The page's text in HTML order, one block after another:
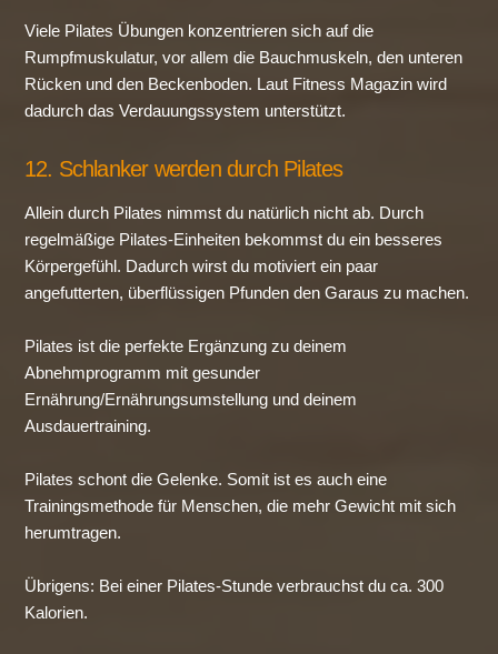
Viele Pilates Übungen konzentrieren sich auf die
Rumpfmuskulatur, vor allem die Bauchmuskeln, den unteren
Rücken und den Beckenboden. Laut Fitness Magazin wird
dadurch das Verdauungssystem unterstützt.
12. Schlanker werden durch Pilates
Allein durch Pilates nimmst du natürlich nicht ab. Durch
regelmäßige Pilates-Einheiten bekommst du ein besseres
Körpergefühl. Dadurch wirst du motiviert ein paar
angefutterten, überflüssigen Pfunden den Garaus zu machen.
Pilates ist die perfekte Ergänzung zu deinem
Abnehmprogramm mit gesunder
Ernährung/Ernährungsumstellung und deinem
Ausdauertraining.
Pilates schont die Gelenke. Somit ist es auch eine
Trainingsmethode für Menschen, die mehr Gewicht mit sich
herumtragen.
Übrigens: Bei einer Pilates-Stunde verbrauchst du ca. 300
Kalorien.